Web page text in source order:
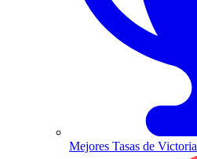
Mejores Tasas de Victoria